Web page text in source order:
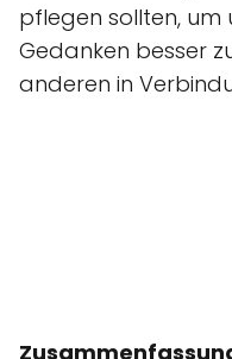
pflegen sollten, um
Gedanken besser
anderen in